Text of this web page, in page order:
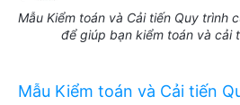
Mẫu Kiểm toán và Cải tiến Quy trình
để giúp bạn kiểm toán và cải
Mẫu Kiểm toán và Cải tiến